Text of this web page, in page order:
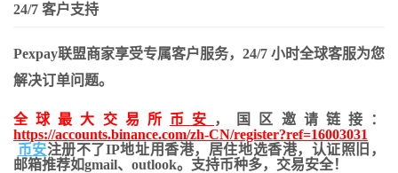
24/7 客户支持
Pexpay联盟商家享受专属客户服务，24/7 小时全球客服为您
解决订单问题。
全球最大交易所 币安
，国区邀请链接：
https://accounts.binance.com/zh-CN/register?ref=16003031
币安注册不了IP地址用香港，居住地选香港，认证照旧，
邮箱推荐如gmail、outlook。支持币种多，交易安全！